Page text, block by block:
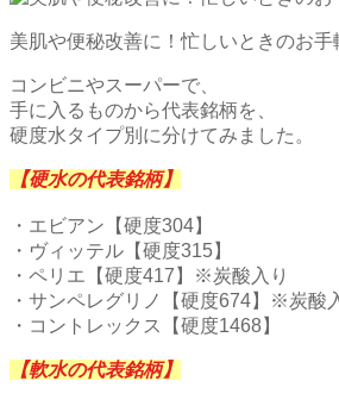
美肌や便秘改善に！忙しいときのお手
コンビニやスーパーで、
手に入るものから代表銘柄を、
硬度水タイプ別に分けてみました。
【硬水の代表銘柄】
・エビアン【硬度304】
・ヴィッテル【硬度315】
・ペリエ【硬度417】※炭酸入り
・サンペレグリノ【硬度674】※炭酸
・コントレックス【硬度1468】
【軟水の代表銘柄】